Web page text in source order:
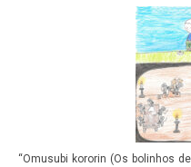
“Omusubi kororin (Os bolinhos